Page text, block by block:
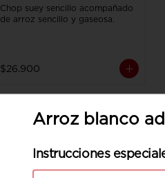
Chop suey sencillo acompañado
de arroz sencillo y gaseosa.
$26.900
Arroz blanco
Instrucciones